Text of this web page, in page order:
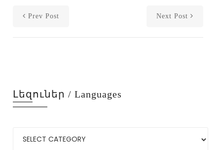
Prev Post Next Post
Լեզուներ / Languages